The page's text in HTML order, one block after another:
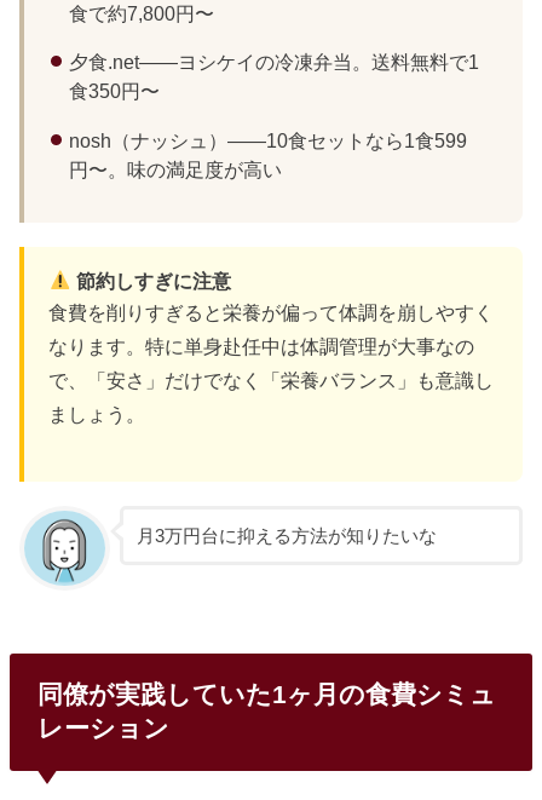
食で約7,800円〜
夕食.net——ヨシケイの冷凍弁当。送料無料で1
食350円〜
nosh（ナッシュ）——10食セットなら1食599
円〜。味の満足度が高い
節約しすぎに注意
食費を削りすぎると栄養が偏って体調を崩しやすく
なります。特に単身赴任中は体調管理が大事なの
で、「安さ」だけでなく「栄養バランス」も意識し
ましょう。
月3万円台に抑える方法が知りたいな
同僚が実践していた1ヶ月の食費シミュ
レーション